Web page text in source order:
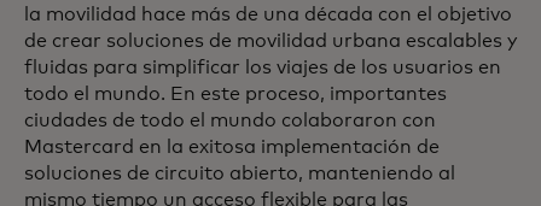
la movilidad hace más de una década con el objetivo
de crear soluciones de movilidad urbana escalables y
fluidas para simplificar los viajes de los usuarios en
todo el mundo. En este proceso, importantes
ciudades de todo el mundo colaboraron con
Mastercard en la exitosa implementación de
soluciones de circuito abierto, manteniendo al
mismo tiempo un acceso flexible para las